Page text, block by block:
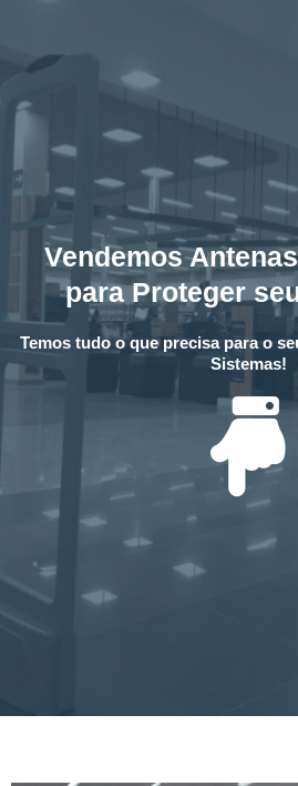
Vendemos
para Proteger
Temos tudo o que precisa para o
Sistemas!